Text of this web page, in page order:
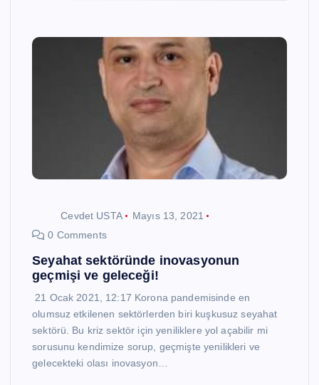
Cevdet USTA
Mayıs 13, 2021
0 Comments
Seyahat sektöründe inovasyonun
geçmişi ve geleceği!
21 Ocak 2021, 12:17 Korona pandemisinde en
olumsuz etkilenen sektörlerden biri kuşkusuz seyahat
sektörü. Bu kriz sektör için yeniliklere yol açabilir mi
sorusunu kendimize sorup, geçmişte yenilikleri ve
gelecekteki olası inovasyon…